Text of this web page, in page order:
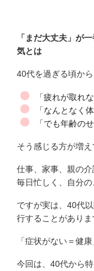
私達について
「まだ大丈夫」が
気とは
40代を過ぎる頃から
「疲れが取れな
「なんとなく
「でも年齢の
そう感じる方が増え
仕事、家事、親の
毎日忙しく、自分の
ですが実は、40代
行することがありま
「症状がない＝健
今回は、40代から